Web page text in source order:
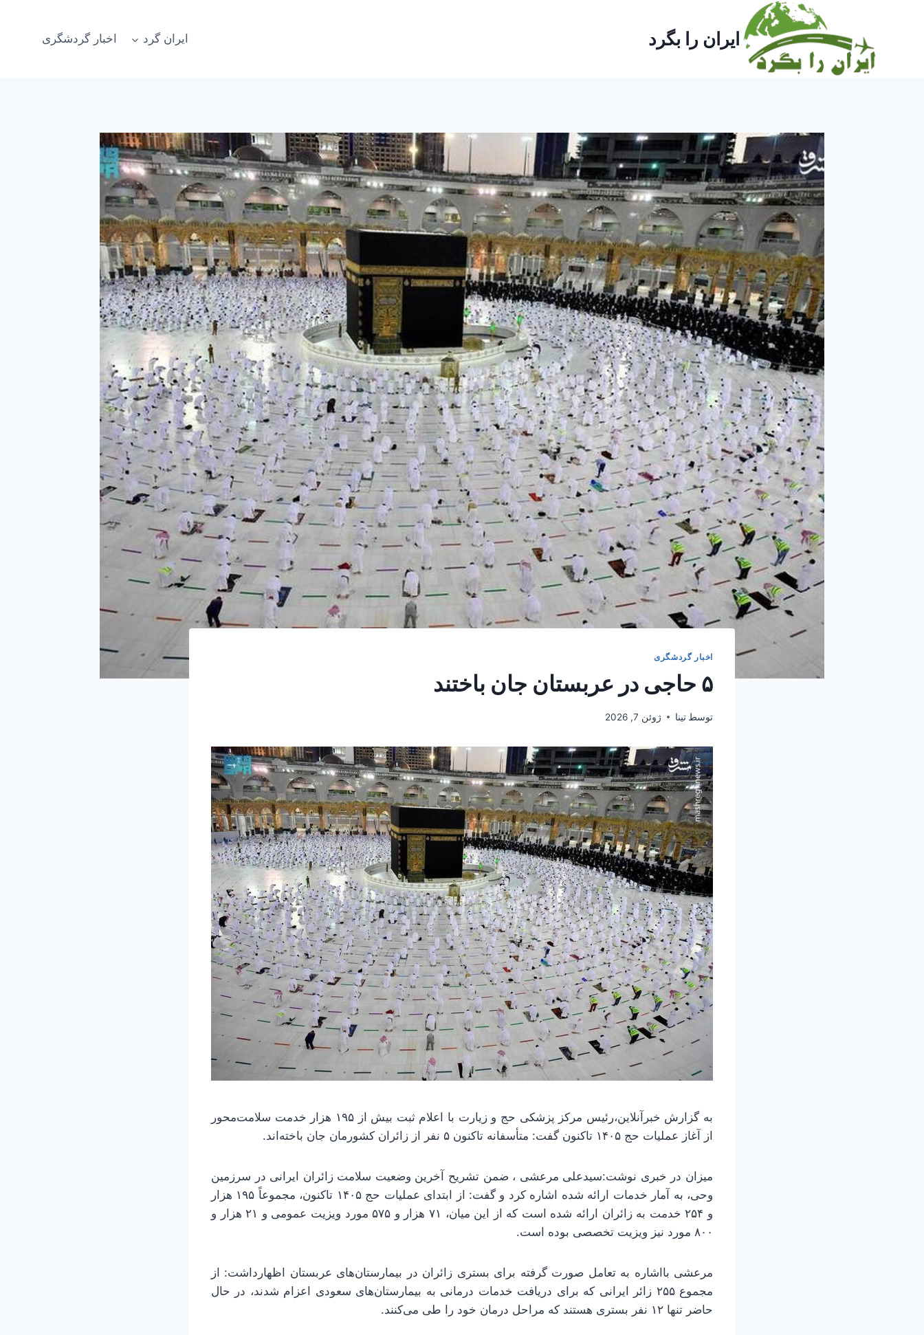
ایران را بگرد ایران گرد اخبار گردشگری
اخبار گردشگری
۵ حاجی در عربستان جان باختند
توسط تینا ژوئن 7, 2026
به گزارش خبرآنلاین،رئیس مرکز پزشکی حج و زیارت با اعلام ثبت بیش از ۱۹۵ هزار خدمت سلامت‌محور
از آغاز عملیات حج ۱۴۰۵ تاکنون گفت: متأسفانه تاکنون ۵ نفر از زائران کشورمان جان باخته‌اند.
میزان در خبری نوشت:سیدعلی مرعشی ، ضمن تشریح آخرین وضعیت سلامت زائران ایرانی در سرزمین
وحی، به آمار خدمات ارائه شده اشاره کرد و گفت: از ابتدای عملیات حج ۱۴۰۵ تاکنون، مجموعاً ۱۹۵ هزار
و ۲۵۴ خدمت به زائران ارائه شده است که از این میان، ۷۱ هزار و ۵۷۵ مورد ویزیت عمومی و ۲۱ هزار و
۸۰۰ مورد نیز ویزیت تخصصی بوده است.
مرعشی بااشاره به تعامل صورت گرفته برای بستری زائران در بیمارستان‌های عربستان اظهارداشت: از
مجموع ۲۵۵ زائر ایرانی که برای دریافت خدمات درمانی به بیمارستان‌های سعودی اعزام شدند، در حال
حاضر تنها ۱۲ نفر بستری هستند که مراحل درمان خود را طی می‌کنند.